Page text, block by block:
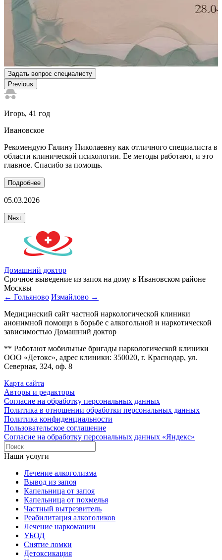
Задать вопрос специалисту
Previous
Игорь, 41 год
Ивановское
Рекомендую Галину Николаевну как отличного специалиста в
области клинической психологии. Ее методы работают, и это
главное. Спасибо за помощь.
Подробнее
05.03.2026
Next
Домашний доктор
Срочное выведение из запоя на дому в Ивановском районе
Москвы
← Гольяново Измайлово →
Медицинский сайт частной наркологической клиники
анонимной помощи в борьбе с алкогольной и наркотической
зависимостью Домашний доктор
** Работают мобильные бригады наркологической клиники
ООО «Детокс», адрес клиники: 350020, г. Краснодар, ул.
Северная, 324, оф. 8
Карта сайта
Авторы и редакторы
Согласие на обработку персональных данных
Политика в отношении обработки персональных данных
Политика конфиденциальности
Пользовательское соглашение
Согласие на обработку персональных данных «Яндекс»
Наши услуги
Лечение алкоголизма
Вывод из запоя
Капельница от запоя
Капельница от похмелья
Частный вытрезвитель
Реабилитация алкоголиков
Лечение наркомании
УБОД
Снятие ломки
Детоксикация